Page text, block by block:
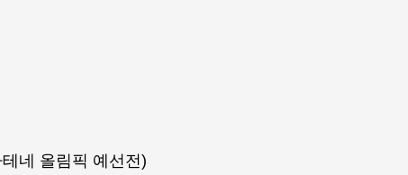
네 올림픽 예선전)